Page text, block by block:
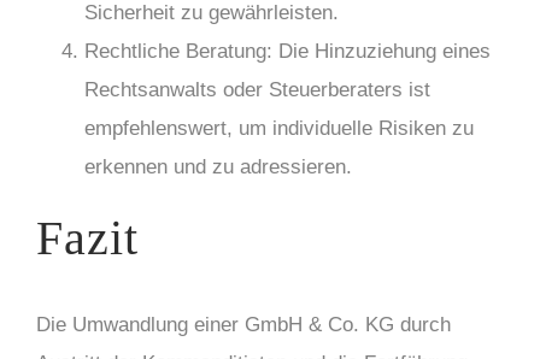
Sicherheit zu gewährleisten.
Rechtliche Beratung: Die Hinzuziehung eines
Rechtsanwalts oder Steuerberaters ist
empfehlenswert, um individuelle Risiken zu
erkennen und zu adressieren.
Fazit
Die Umwandlung einer GmbH & Co. KG durch